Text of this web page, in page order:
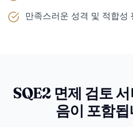
만족스러운 성격 및 적합성
SQE2 면제 검토
음이 포함